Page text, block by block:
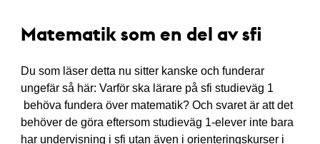
Matematik som en del av sfi
Du som läser detta nu sitter kanske och funderar
ungefär så här: Varför ska lärare på sfi studieväg 1
behöva fundera över matematik? Och svaret är att det
behöver de göra eftersom studieväg 1-elever inte bara
har undervisning i sfi utan även i orienteringskurser i